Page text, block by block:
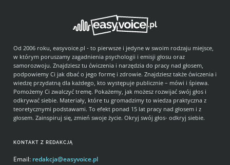
KONTAKT Z REDAKCJĄ
Email: redakcja@easyvoice.pl
Od 2006 roku, easyvoice.pl - to pierwsze i jedyne w swoim rodzaju miejsce,
w którym poruszamy zagadnienia psychologii i emisji głosu oraz
samorozwoju. Znajdziesz tu ćwiczenia i narzędzia do pracy nad głosem,
podpowiemy Ci jak dbać o jego formę i zdrowie. Znajdziesz także ćwiczenia i
wiedzę przydatną dla każdego, kto występuje publicznie – mówi i śpiewa.
Pomożemy Ci zwalczyć tremę. Pokażemy, jak możesz rozwijać swój głos i
odkrywać siebie. Materiały, które tu gromadzimy to wiedza praktyczna z
teoretycznymi podstawami. To efekt ponad 15 lat pracy nad głosem i z
głosem. Zainspiruj się, zmień swoje życie. Okryj swój głos- odkryj siebie.